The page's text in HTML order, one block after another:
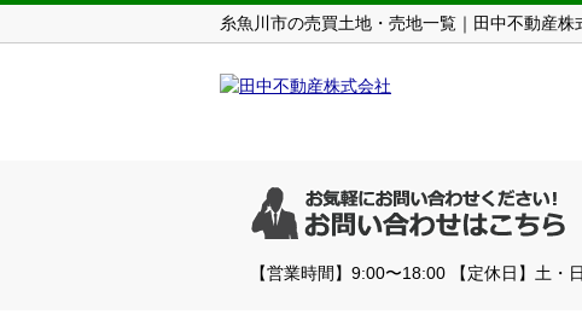
糸魚川市の売買土地・売地一覧｜田中不動産株
【営業時間】9:00〜18:00 【定休日】土・